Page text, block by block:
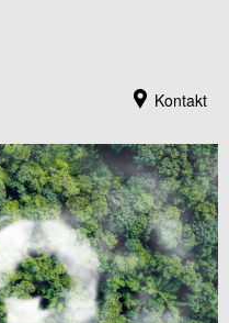
Kontakt